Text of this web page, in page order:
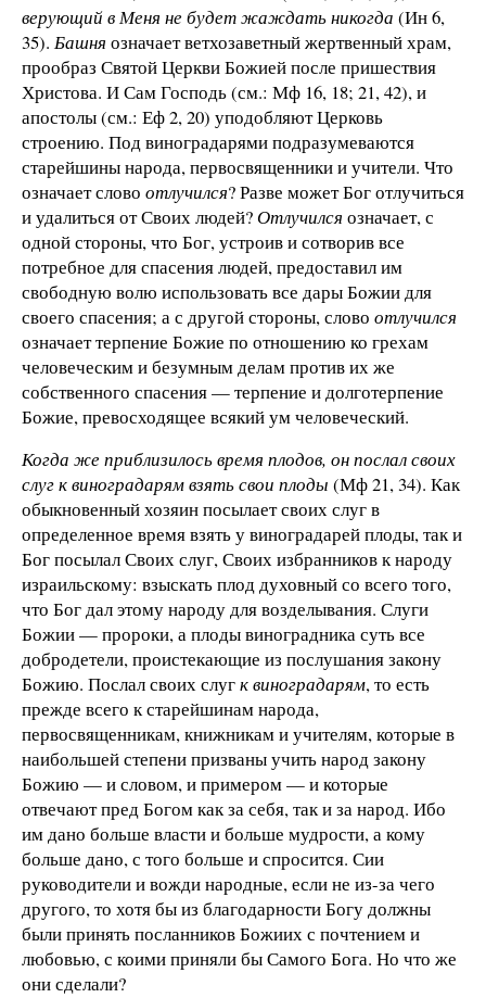
верующий в Меня не будет жаждать никогда (Ин 6,
35). Башня означает ветхозаветный жертвенный храм,
прообраз Святой Церкви Божией после пришествия
Христова. И Сам Господь(см.: Мф 16, 18; 21, 42), и
апостолы(см.: Еф 2, 20) уподобляют Церковь
строению. Под виноградарями подразумеваются
старейшины народа, первосвященники и учители. Что
означает слово отлучился? Разве может Бог отлучиться
и удалиться от Своих людей?Отлучился означает, с
одной стороны, что Бог, устроив и сотворив все
потребное для спасения людей, предоставил им
свободную волю использовать все дары Божии для
своего спасения; а с другой стороны, слово отлучился
означает терпение Божие по отношению ко грехам
человеческим и безумным делам против их же
собственного спасения — терпение и долготерпение
Божие, превосходящее всякий ум человеческий.
Когда же приблизилось время плодов, он послал своих
слуг к виноградарям взять свои плоды (Мф 21, 34). Как
обыкновенный хозяин посылает своих слуг в
определенное время взять у виноградарей плоды, так и
Бог посылал Своих слуг, Своих избранников к народу
израильскому: взыскать плод духовный со всего того,
что Бог дал этому народу для возделывания. Слуги
Божии — пророки, а плоды виноградника суть все
добродетели, проистекающие из послушания закону
Божию. Послал своих слугк виноградарям, то есть
прежде всего к старейшинам народа,
первосвященникам, книжникам и учителям, которые в
наибольшей степени призваны учить народ закону
Божию — и словом, и примером — и которые
отвечают пред Богом как за себя, так и за народ. Ибо
им дано больше власти и больше мудрости, а кому
больше дано, с того больше и спросится. Сии
руководители и вожди народные, если не из-за чего
другого, то хотя бы из благодарности Богу должны
были принять посланников Божиих с почтением и
любовью, с коими приняли бы Самого Бога. Но что же
они сделали?